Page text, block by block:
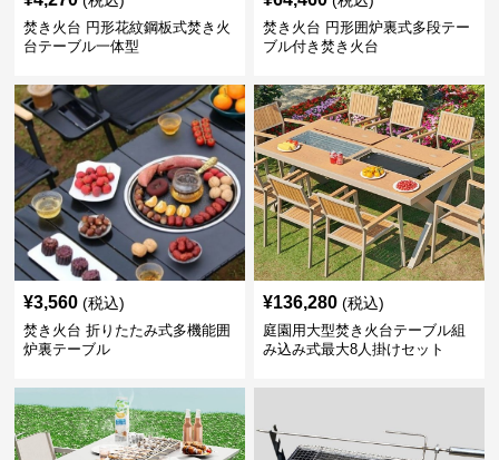
焚き火台 円形花紋鋼板式焚き火
台テーブル一体型
焚き火台 円形囲炉裏式多段テー
ブル付き焚き火台
¥3,560 (税込)
焚き火台 折りたたみ式多機能囲
炉裏テーブル
¥136,280 (税込)
庭園用大型焚き火台テーブル組
み込み式最大8人掛けセット